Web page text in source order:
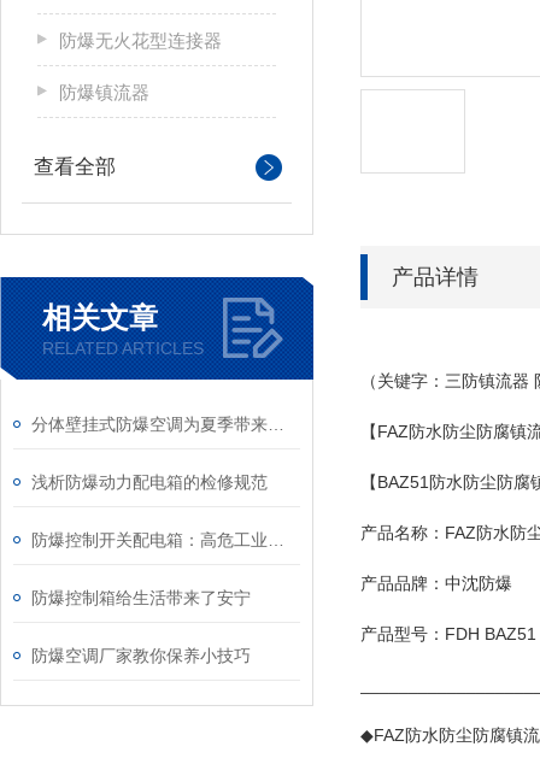
防爆无火花型连接器
防爆镇流器
查看全部
相关文章
RELATED ARTICLES
浅析防爆动力配电箱的检修规范
防爆控制箱给生活带来了安宁
防爆空调厂家教你保养小技巧
产品详情
（关键字：三防镇流
【FAZ防水防尘防腐镇
【BAZ51防水防尘防
产品名称：FAZ防水防
产品品牌：中沈防爆
产品型号：FDH BAZ51
◆FAZ防水防尘防腐镇